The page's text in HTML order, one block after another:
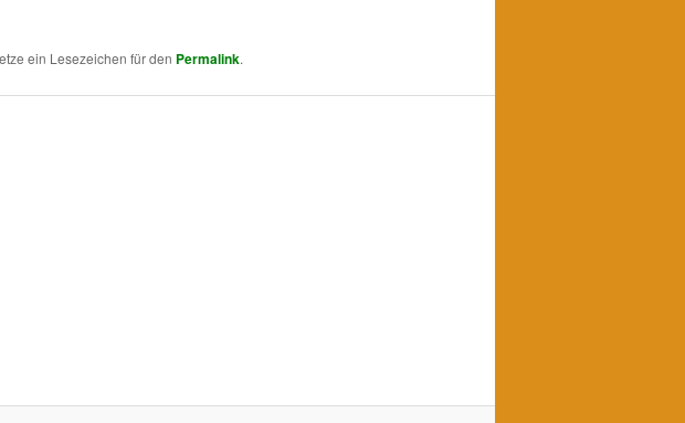
ein Lesezeichen für den Permalink.